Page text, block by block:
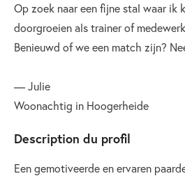
Op zoek naar een fijne stal waar ik
doorgroeien als trainer of
Benieuwd of we een match zijn?
— Julie
Woonachtig in Hoogerheide
Description du profil
Een gemotiveerde en ervaren